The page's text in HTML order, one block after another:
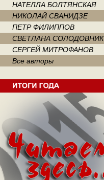
НАТЕЛЛА БОЛТЯНСКАЯ
НИКОЛАЙ СВАНИДЗЕ
ПЕТР ФИЛИППОВ
СВЕТЛАНА СОЛОДОВНИК
СЕРГЕЙ МИТРОФАНОВ
Все авторы